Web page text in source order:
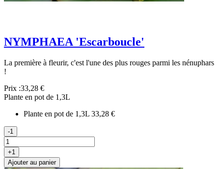
NYMPHAEA 'Escarboucle'
La première à fleurir, c'est l'une des plus rouges parmi les nénuphars
!
Prix :33,28 €
Plante en pot de 1,3L
Plante en pot de 1,3L 33,28 €
-1
+1
Ajouter au panier